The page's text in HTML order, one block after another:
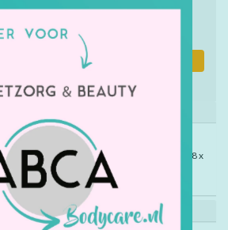
Op voorraad
Toevoegen aan winkelwagen
Dat gaat nooit vervelen! Afm. ca. 11,8 x